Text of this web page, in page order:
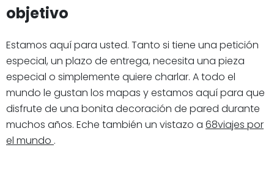
objetivo
Estamos aquí para usted. Tanto si tiene una petición
especial, un plazo de entrega, necesita una pieza
especial o simplemente quiere charlar. A todo el
mundo le gustan los mapas y estamos aquí para que
disfrute de una bonita decoración de pared durante
muchos años. Eche también un vistazo a 68viajes por
el mundo .